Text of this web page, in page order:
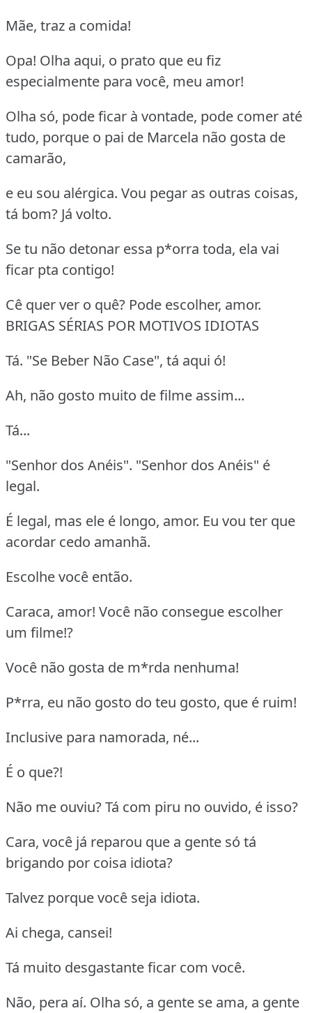
Mãe, traz a comida!
Opa! Olha aqui, o prato que eu fiz
especialmente para você, meu amor!
Olha só, pode ficar à vontade, pode comer até
tudo, porque o pai de Marcela não gosta de
camarão,
e eu sou alérgica. Vou pegar as outras coisas,
tá bom? Já volto.
Se tu não detonar essa p*orra toda, ela vai
ficar pta contigo!
Cê quer ver o quê? Pode escolher, amor.
BRIGAS SÉRIAS POR MOTIVOS IDIOTAS
Tá. "Se Beber Não Case", tá aqui ó!
Ah, não gosto muito de filme assim...
Tá...
"Senhor dos Anéis". "Senhor dos Anéis" é
legal.
É legal, mas ele é longo, amor. Eu vou ter que
acordar cedo amanhã.
Escolhe você então.
Caraca, amor! Você não consegue escolher
um filme!?
Você não gosta de m*rda nenhuma!
P*rra, eu não gosto do teu gosto, que é ruim!
Inclusive para namorada, né...
É o que?!
Não me ouviu? Tá com piru no ouvido, é isso?
Cara, você já reparou que a gente só tá
brigando por coisa idiota?
Talvez porque você seja idiota.
Ai chega, cansei!
Tá muito desgastante ficar com você.
Não, pera aí. Olha só, a gente se ama, a gente